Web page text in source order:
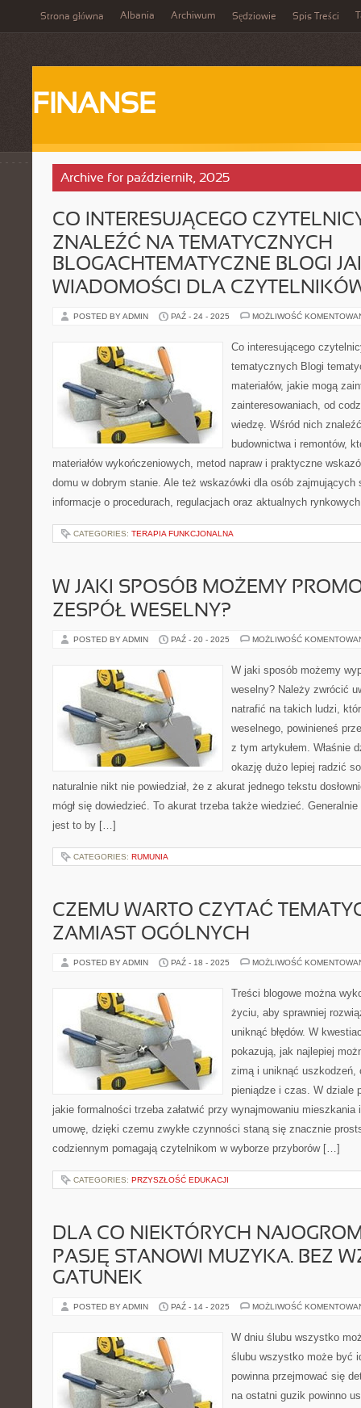
Strona główna Albania Archiwum Sędziowie Spis Treści
FINANSE
Archive for październik, 2025
CO INTERESUJĄCEGO
ZNALEŹĆ NA TEMATYCZNYCH
BLOGACHTEMATYCZNE BLOGI
WIADOMOŚCI DLA
POSTED BY ADMIN PAŹ - 24 - 2025 MOŻLIWOŚĆ
Co interesującego
tematycznych Blogi
materiałów, jakie mogą
zainteresowaniach, od
wiedzę. Wśród nich
budownictwa i remontów,
materiałów wykończeniowych, metod napraw i praktyczne
domu w dobrym stanie. Ale też wskazówki dla osób zajmujących
informacje o procedurach, regulacjach oraz aktualnych
CATEGORIES: TERAPIA FUNKCJONALNA
W JAKI SPOSÓB MOŻEMY
ZESPÓŁ WESELNY?
POSTED BY ADMIN PAŹ - 20 - 2025 MOŻLIWOŚĆ
W jaki sposób możemy
weselny? Należy zwrócić
natrafić na takich ludzi,
weselnego, powinieneś
z tym artykułem. Właśnie
okazję dużo lepiej radzić
naturalnie nikt nie powiedział, że z akurat jednego tekstu
mógł się dowiedzieć. To akurat trzeba także wiedzieć.
jest to by […]
CATEGORIES: RUMUNIA
CZEMU WARTO CZYTAĆ
ZAMIAST OGÓLNYCH
POSTED BY ADMIN PAŹ - 18 - 2025 MOŻLIWOŚĆ
Treści blogowe można
życiu, aby sprawniej
uniknąć błędów. W
pokazują, jak najlepiej
zimą i uniknąć uszkodzeń,
pieniądze i czas. W dziale
jakie formalności trzeba załatwić przy wynajmowaniu mieszkania
umowę, dzięki czemu zwykłe czynności staną się znacznie
codziennym pomagają czytelnikom w wyborze przyborów […]
CATEGORIES: PRZYSZŁOŚĆ EDUKACJI
DLA CO NIEKTÓRYCH
PASJĘ STANOWI MUZYKA. BEZ
GATUNEK
POSTED BY ADMIN PAŹ - 14 - 2025 MOŻLIWOŚĆ
W dniu ślubu wszystko
ślubu wszystko może być
powinna przejmować się
na ostatni guzik powinno